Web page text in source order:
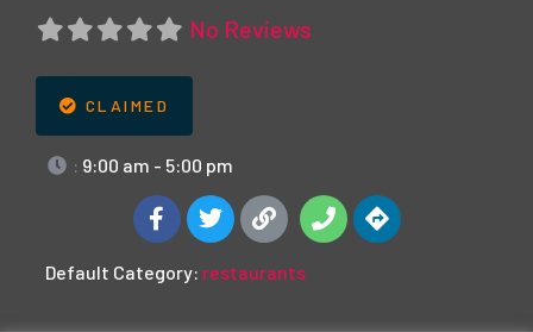
No Reviews
CLAIMED
: 9:00 am - 5:00 pm
Default Category: restaurants